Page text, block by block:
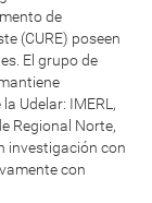
de
(CURE) poseen
El grupo de
Udelar: IMERL,
Regional Norte,
investigación con
con